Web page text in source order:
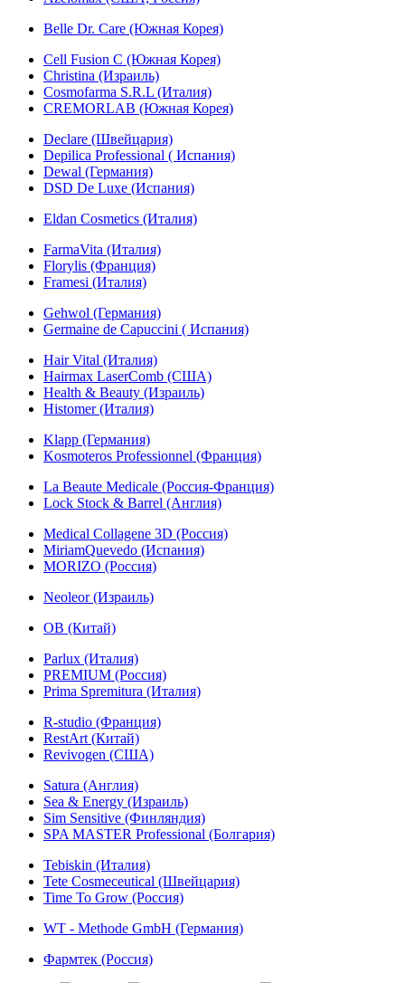
Belle Dr. Care (Южная Корея)
Cell Fusion C (Южная Корея)
Christina (Израиль)
Cosmofarma S.R.L (Италия)
CREMORLAB (Южная Корея)
Declare (Швейцария)
Depilica Professional ( Испания)
Dewal (Германия)
DSD De Luxe (Испания)
Eldan Cosmetics (Италия)
FarmaVita (Италия)
Florylis (Франция)
Framesi (Италия)
Gehwol (Германия)
Germaine de Capuccini ( Испания)
Hair Vital (Италия)
Hairmax LaserComb (США)
Health & Beauty (Израиль)
Histomer (Италия)
Klapp (Германия)
Kosmoteros Professionnel (Франция)
La Beaute Medicale (Россия-Франция)
Lock Stock & Barrel (Англия)
Medical Collagene 3D (Россия)
MiriamQuevedo (Испания)
MORIZO (Россия)
Neoleor (Израиль)
OB (Китай)
Parlux (Италия)
PREMIUM (Россия)
Prima Spremitura (Италия)
R-studio (Франция)
RestArt (Китай)
Revivogen (США)
Satura (Англия)
Sea & Energy (Израиль)
Sim Sensitive (Финляндия)
SPA MASTER Professional (Болгария)
Tebiskin (Италия)
Tete Cosmeceutical (Швейцария)
Time To Grow (Россия)
WT - Methode GmbH (Германия)
Фармтек (Россия)